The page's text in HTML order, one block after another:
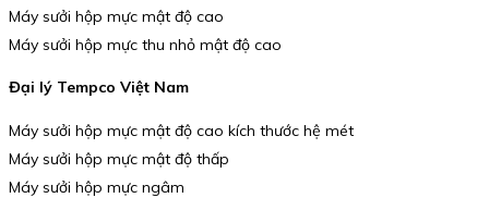
Máy sưởi hộp mực mật độ cao
Máy sưởi hộp mực thu nhỏ mật độ cao
Đại lý Tempco Việt Nam
Máy sưởi hộp mực mật độ cao kích thước hệ mét
Máy sưởi hộp mực mật độ thấp
Máy sưởi hộp mực ngâm